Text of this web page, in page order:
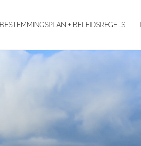
BESTEMMINGSPLAN + BELEIDSREGELS